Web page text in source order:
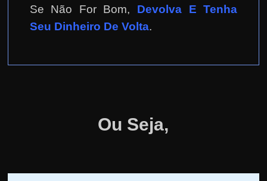
Se Não For Bom, Devolva E Tenha
Seu Dinheiro De Volta.
Ou Seja,